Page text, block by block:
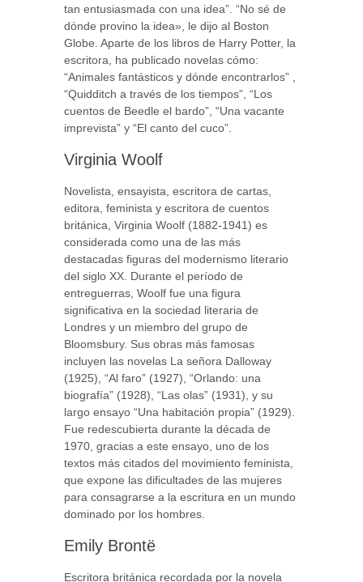
tan entusiasmada con una idea”. “No sé de
dónde provino la idea», le dijo al Boston
Globe. Aparte de los libros de Harry Potter, la
escritora, ha publicado novelas cómo:
“Animales fantásticos y dónde encontrarlos” ,
“Quidditch a través de los tiempos”, “Los
cuentos de Beedle el bardo”, “Una vacante
imprevista” y “El canto del cuco”.
Virginia Woolf
Novelista, ensayista, escritora de cartas,
editora, feminista y escritora de cuentos
británica, Virginia Woolf (1882-1941) es
considerada como una de las más
destacadas figuras del modernismo literario
del siglo XX. Durante el período de
entreguerras, Woolf fue una figura
significativa en la sociedad literaria de
Londres y un miembro del grupo de
Bloomsbury. Sus obras más famosas
incluyen las novelas La señora Dalloway
(1925), “Al faro” (1927), “Orlando: una
biografía” (1928), “Las olas” (1931), y su
largo ensayo “Una habitación propia” (1929).
Fue redescubierta durante la década de
1970, gracias a este ensayo, uno de los
textos más citados del movimiento feminista,
que expone las dificultades de las mujeres
para consagrarse a la escritura en un mundo
dominado por los hombres.
Emily Brontë
Escritora británica recordada por la novela